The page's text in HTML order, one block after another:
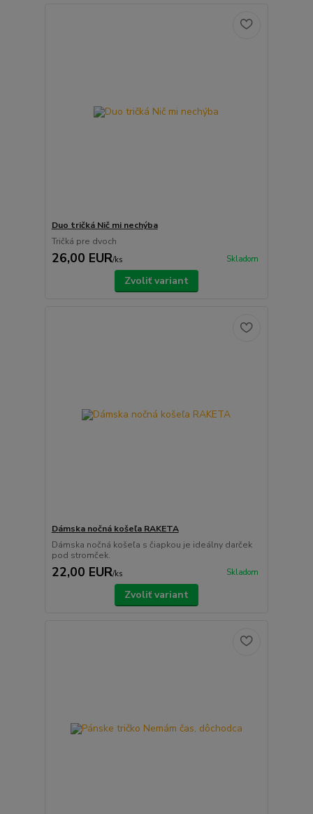
Duo tričká Nič mi nechýba
Tričká pre dvoch
26,00 EUR/ks Skladom
Zvoliť variant
Dámska nočná košeľa RAKETA
Dámska nočná košeľa s čiapkou je ideálny darček
pod stromček.
22,00 EUR/ks Skladom
Zvoliť variant